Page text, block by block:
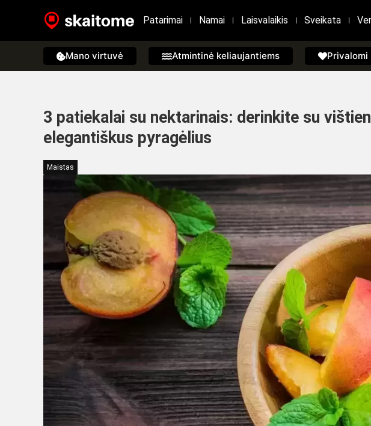
Patarimai Namai Laisvalaikis Sveikata
Mano virtuvė Atmintinė keliaujantiems Privalomi
3 patiekalai su nektarinais: derinkite su
elegantiškus pyragėlius
Maistas